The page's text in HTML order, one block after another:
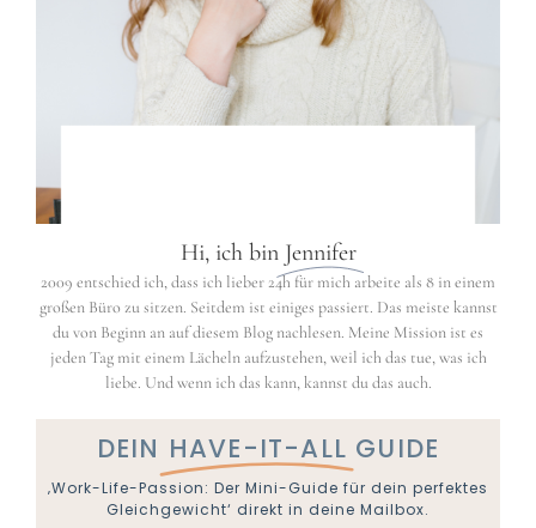
Hi, ich bin Jennifer
2009 entschied ich, dass ich lieber 24h für mich arbeite als 8 in einem
großen Büro zu sitzen. Seitdem ist einiges passiert. Das meiste kannst
du von Beginn an auf diesem Blog nachlesen. Meine Mission ist es
jeden Tag mit einem Lächeln aufzustehen, weil ich das tue, was ich
liebe. Und wenn ich das kann, kannst du das auch.
DEIN HAVE-IT-ALL GUIDE
‚Work-Life-Passion: Der Mini-Guide für dein perfektes
Gleichgewicht‘ direkt in deine Mailbox.